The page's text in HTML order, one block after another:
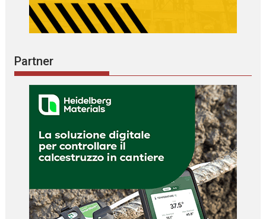
Partner